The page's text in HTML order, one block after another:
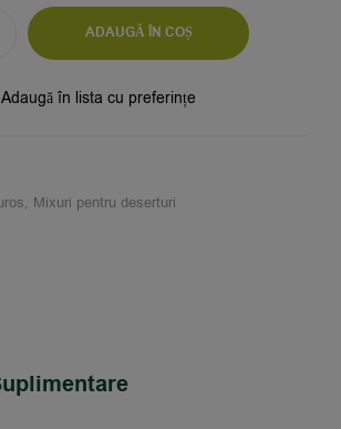
ADAUGĂ ÎN COȘ
Adaugă în lista cu preferințe
, Mixuri pentru deserturi